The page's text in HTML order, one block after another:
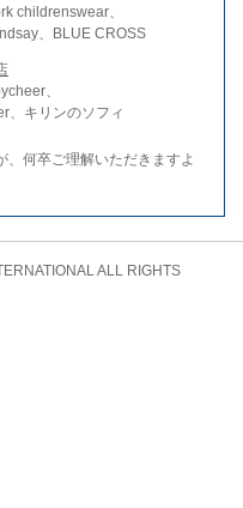
childrenswear、
、BLUE CROSS
、
、キリンのソフィ
、何卒ご理解いただきますよ